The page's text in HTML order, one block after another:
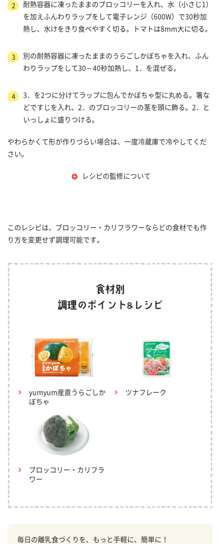
2
耐熱容器に凍ったままのブロッコリーを入れ、水（小さじ1）
を加えふんわりラップをして電子レンジ（600W）で30秒加
熱し、水けをきり食べやすく切る。トマトは8mm大に切る。
3
別の耐熱容器に凍ったままのうらごしかぼちゃを入れ、ふん
わりラップをして30～40秒加熱し、1．を混ぜる。
4
3．を2つに分けてラップに包んでかぼちゃ型に丸める。箸な
どですじを入れ、2．のブロッコリーの茎を頭に飾る。2．と
いっしょに盛りつける。
やわらかくて形が作りづらい場合は、一度冷蔵庫で冷やしてくだ
さい。
レシピの監修について
このレシピは、ブロッコリー・カリフラワーならどの食材でも作
り方を変更せず調理可能です。
yumyum産直うらごしか
ぼちゃ
ツナフレーク
ブロッコリー・カリフラ
ワー
毎日の離乳食づくりを、もっと手軽に、簡単に！